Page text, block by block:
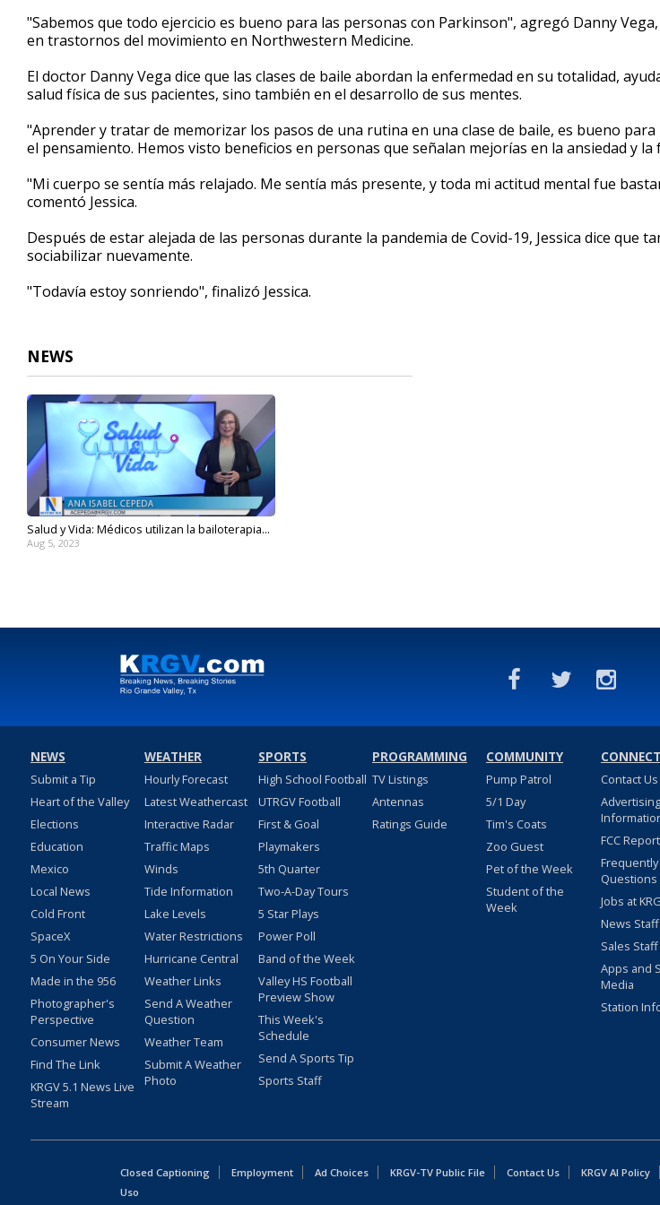
"Sabemos que todo ejercicio es bueno para las personas con Parkinson", agregó Danny
en trastornos del movimiento en Northwestern Medicine.
El doctor Danny Vega dice que las clases de baile abordan la enfermedad en su totalidad,
salud física de sus pacientes, sino también en el desarrollo de sus mentes.
"Aprender y tratar de memorizar los pasos de una rutina en una clase de baile, es bueno
el pensamiento. Hemos visto beneficios en personas que señalan mejorías en la ansiedad y la
"Mi cuerpo se sentía más relajado. Me sentía más presente, y toda mi actitud mental fue
comentó Jessica.
Después de estar alejada de las personas durante la pandemia de Covid-19, Jessica dice que
sociabilizar nuevamente.
"Todavía estoy sonriendo", finalizó Jessica.
NEWS
Salud y Vida: Médicos utilizan la bailoterapia...
Aug 5, 2023
NEWS
Submit a Tip
Heart of the Valley
Elections
Education
Mexico
Local News
Cold Front
SpaceX
5 On Your Side
Made in the 956
Photographer's
Perspective
Consumer News
Find The Link
KRGV 5.1 News Live
Stream
WEATHER
Hourly Forecast
Latest Weathercast
Interactive Radar
Traffic Maps
Winds
Tide Information
Lake Levels
Water Restrictions
Hurricane Central
Weather Links
Send A Weather
Question
Weather Team
Submit A Weather
Photo
SPORTS
High School Football
UTRGV Football
First & Goal
Playmakers
5th Quarter
Two-A-Day Tours
5 Star Plays
Power Poll
Band of the Week
Valley HS Football
Preview Show
This Week's
Schedule
Send A Sports Tip
Sports Staff
PROGRAMMING
TV Listings
Antennas
Ratings Guide
COMMUNITY
Pump Patrol
5/1 Day
Tim's Coats
Zoo Guest
Pet of the Week
Student of the
Week
CONNECT
Contact Us
Advertising
FCC
Questions
Jobs at
News Staff
Sales Staff
Apps and
Media
Station
Closed Captioning Employment Ad Choices KRGV-TV Public File Contact Us KRGV AI Policy
Uso